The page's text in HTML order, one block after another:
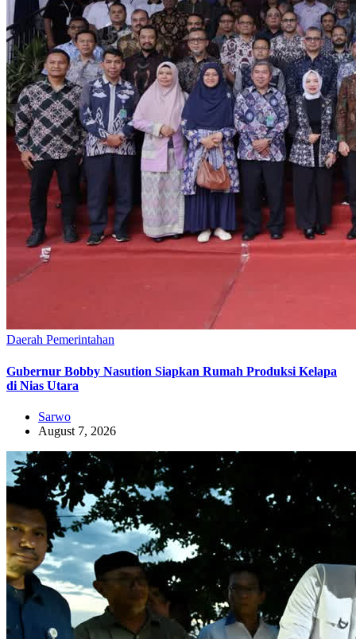
Daerah Pemerintahan
Gubernur Bobby Nasution Siapkan Rumah Produksi Kelapa
di Nias Utara
Sarwo
August 7, 2026